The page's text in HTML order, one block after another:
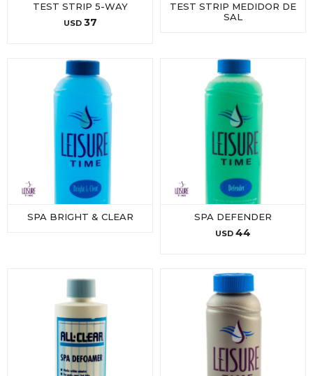
TEST STRIP 5-WAY
USD 37
TEST STRIP MEDIDOR DE
SAL
SPA BRIGHT & CLEAR SPA DEFENDER
USD 44